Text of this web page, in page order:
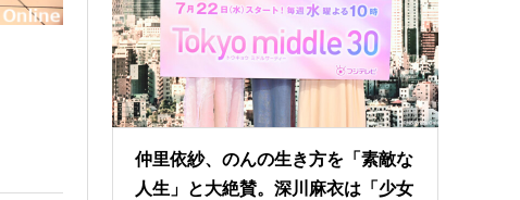
仲里依紗、のんの生き方を「素敵な
人生」と大絶賛。深川麻衣は「少女